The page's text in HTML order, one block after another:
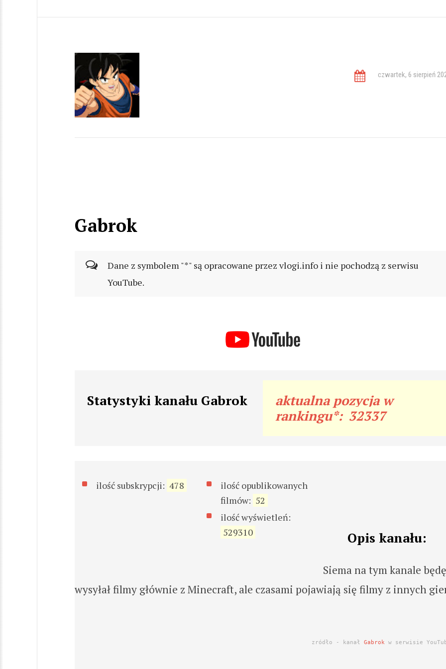
czwartek, 6 sierpień
Gabrok
Dane z symbolem "*" są opracowane przez vlogi.info i nie pochodzą z serwisu
YouTube.
Statystyki kanału Gabrok
aktualna pozycja w
rankingu*: 32337
ilość subskrypcji: 478
ilość opublikowanych
filmów: 52
ilość wyświetleń:
529310
Opis kanału:
Siema na tym kanale
wysyłał filmy głównie z Minecraft, ale czasami pojawiają się filmy z innych
zródło - kanałGabrok w serwisie